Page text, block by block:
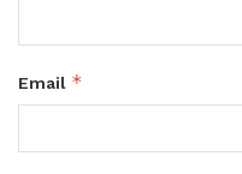
Email *